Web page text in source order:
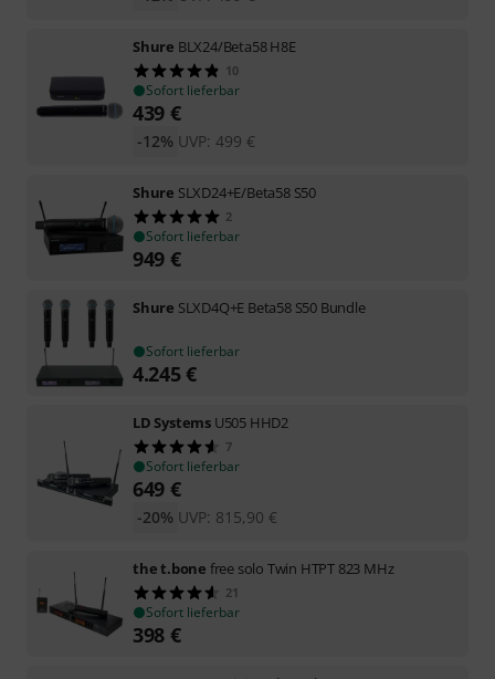
Shure BLX24/Beta58 H8E
10
Sofort lieferbar
439 €
UVP: 499 €
-12%
Shure SLXD24+E/Beta58 S50
2
Sofort lieferbar
949 €
Shure SLXD4Q+E Beta58 S50 Bundle
Sofort lieferbar
4.245€
LD Systems U505 HHD2
7
Sofort lieferbar
649 €
UVP: 815,90 €
-20%
the t.bone free solo Twin HTPT 823 MHz
21
Sofort lieferbar
398 €